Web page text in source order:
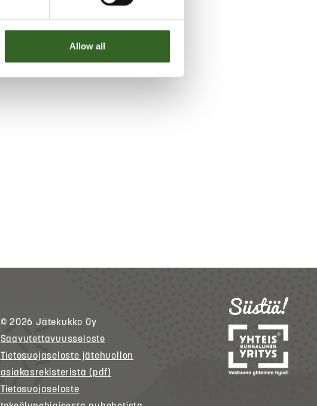
Allow all
© 2026 Jätekukko Oy
Saavutettavuusseloste
Tietosuojaseloste jätehuollon
asiakasrekisteristä (pdf)
Tietosuojaseloste